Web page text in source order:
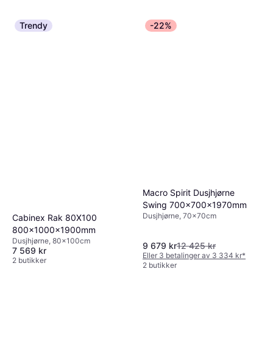
Trendy
Cabinex Rak 80X100
800x1000x1900mm
Dusjhjørne, 80x100cm
7 569 kr
2 butikker
-22%
Macro Spirit Dusjhjørne
Swing 700x700x1970mm
Dusjhjørne, 70x70cm
9 679 kr12 425 kr
Eller 3 betalinger av 3 334 kr*
2 butikker